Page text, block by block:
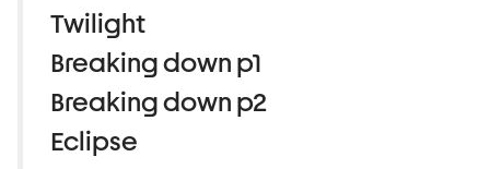
Twilight
Breaking down p1
Breaking down p2
Eclipse